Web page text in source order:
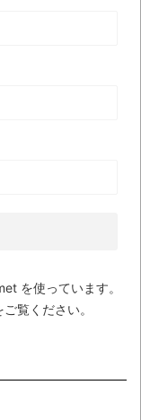
を使っています。
ご覧ください。